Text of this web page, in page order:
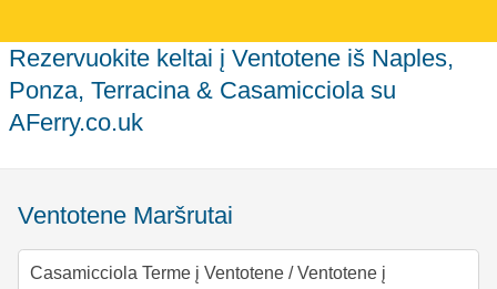
Rezervuokite keltai į Ventotene iš Naples,
Ponza, Terracina & Casamicciola su
AFerry.co.uk
Ventotene Maršrutai
Casamicciola Terme į Ventotene /Ventotene į